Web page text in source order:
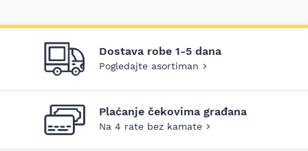
Dostava robe 1-5 dana
Pogledajte asortiman
Plaćanje čekovima građana
Na 4 rate bez kamate